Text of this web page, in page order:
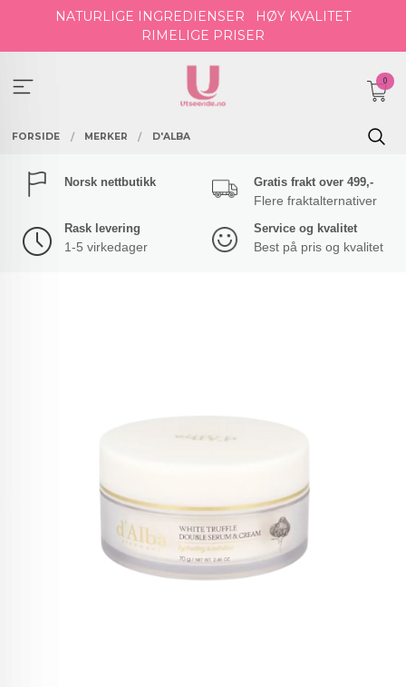
NATURLIGE INGREDIENSER
HØY KVALITET
RIMELIGE PRISER
0
FORSIDE MERKER D'ALBA
Norsk nettbutikk Gratis frakt over 499,-
Flere fraktalternativer
Rask levering
1-5 virkedager
Service og kvalitet
Best på pris og kvalitet